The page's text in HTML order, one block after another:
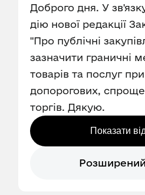
Доброго дня. У
дію нової редакції
"Про публічні
зазначити граничні
товарів та послуг
допорогових,
торгів. Дякую.
Показати